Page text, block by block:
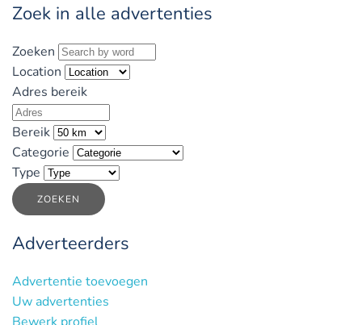
Zoek in alle advertenties
Zoeken
Location
Adres bereik
Bereik
Categorie
Type
ZOEKEN
Adverteerders
Advertentie toevoegen
Uw advertenties